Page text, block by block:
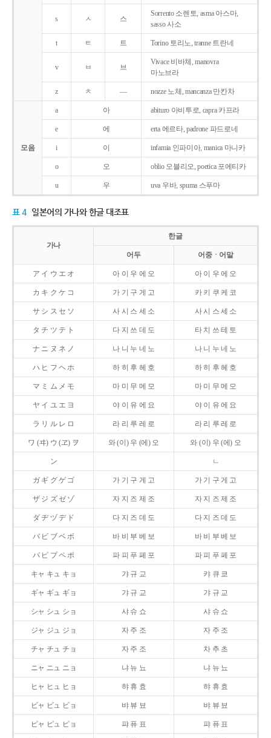
s ㅅ 스
Sorrento 소렌토, asma 아스마,
sasso 사소
t ㅌ 트 Torino 토리노, tranne 트란네
v ㅂ 브
Vivace 비바체, manovra
마노브라
z ㅊ ― nozze 노체, mancanza 만칸차
모음
a 아 abituro 아비투로, capra 카프라
e 에 erta 에르타, padrone 파드로네
i 이 infamia 인파미아, manica 마니카
o 오 oblio 오블리오, poetica 포에티카
u 우 uva 우바, spuma 스푸마
표 4 일본어의 가나와 한글 대조표
가나
한글
어두 어중ㆍ어말
ア イ ウ エ オ 아 이 우 에 오 아 이 우 에 오
カ キ ク ケ コ 가 기 구 게 고 카 키 쿠 케 코
サ シ ス セ ソ 사 시 스 세 소 사 시 스 세 소
タ チ ツ テ ト 다 지 쓰 데 도 타 치 쓰 테 토
ナ ニ ヌ ネ ノ 나 니 누 네 노 나 니 누 네 노
ハ ヒ フ ヘ ホ 하 히 후 헤 호 하 히 후 헤 호
マ ミ ム メ モ 마 미 무 메 모 마 미 무 메 모
ヤ イ ユ エ ヨ 야 이 유 에 요 야 이 유 에 요
ラ リ ル レ ロ 라 리 루 레 로 라 리 루 레 로
ワ (ヰ) ウ (ヱ) ヲ 와 (이) 우 (에) 오 와 (이) 우 (에) 오
ン ㄴ
ガ ギ グ ゲ ゴ 가 기 구 게 고 가 기 구 게 고
ザ ジ ズ ゼ ゾ 자 지 즈 제 조 자 지 즈 제 조
ダ ヂ ヅ デ ド 다 지 즈 데 도 다 지 즈 데 도
バ ビ ブ ベ ボ 바 비 부 베 보 바 비 부 베 보
パ ピ プ ペ ポ 파 피 푸 페 포 파 피 푸 페 포
キャ キュ キョ 갸 규 교 캬 큐 쿄
ギャ ギュ ギョ 갸 규 교 갸 규 교
シャ シュ ショ 샤 슈 쇼 샤 슈 쇼
ジャ ジュ ジョ 자 주 조 자 주 조
チャ チュ チョ 자 주 조 차 추 초
ニャ ニュ ニョ 냐 뉴 뇨 냐 뉴 뇨
ヒャ ヒュ ヒョ 햐 휴 효 햐 휴 효
ビャ ビュ ビョ 뱌 뷰 뵤 뱌 뷰 뵤
ピャ ピュ ピョ 퍄 퓨 표 퍄 퓨 표